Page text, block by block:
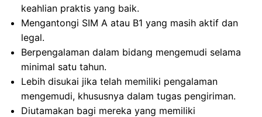
keahlian praktis yang baik.
Mengantongi SIM A atau B1 yang masih aktif dan
legal.
Berpengalaman dalam bidang mengemudi selama
minimal satu tahun.
Lebih disukai jika telah memiliki pengalaman
mengemudi, khususnya dalam tugas pengiriman.
Diutamakan bagi mereka yang memiliki